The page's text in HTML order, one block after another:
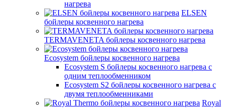
нагрева
ELSEN
бойлеры косвенного нагрева
TERMAVENETA бойлеры косвенного нагрева
Ecosystem бойлеры косвенного нагрева
Ecosystem S бойлеры косвенного нагрева с
одним теплообменником
Ecosystem S2 бойлеры косвенного нагрева с
двумя теплообменниками
Royal